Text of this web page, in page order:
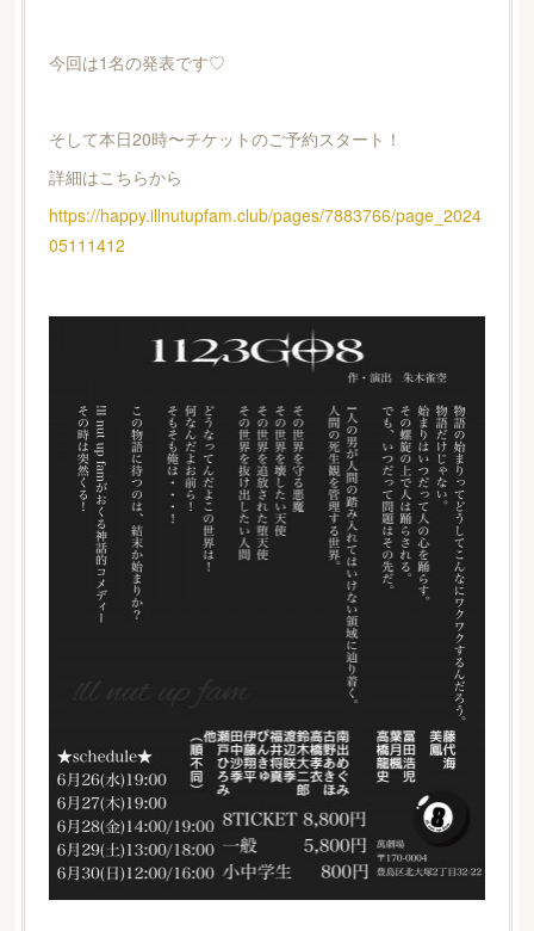
今回は1名の発表です♡
そして本日20時〜チケットのご予約スタート！
詳細はこちらから
https://happy.illnutupfam.club/pages/7883766/page_2024
05111412